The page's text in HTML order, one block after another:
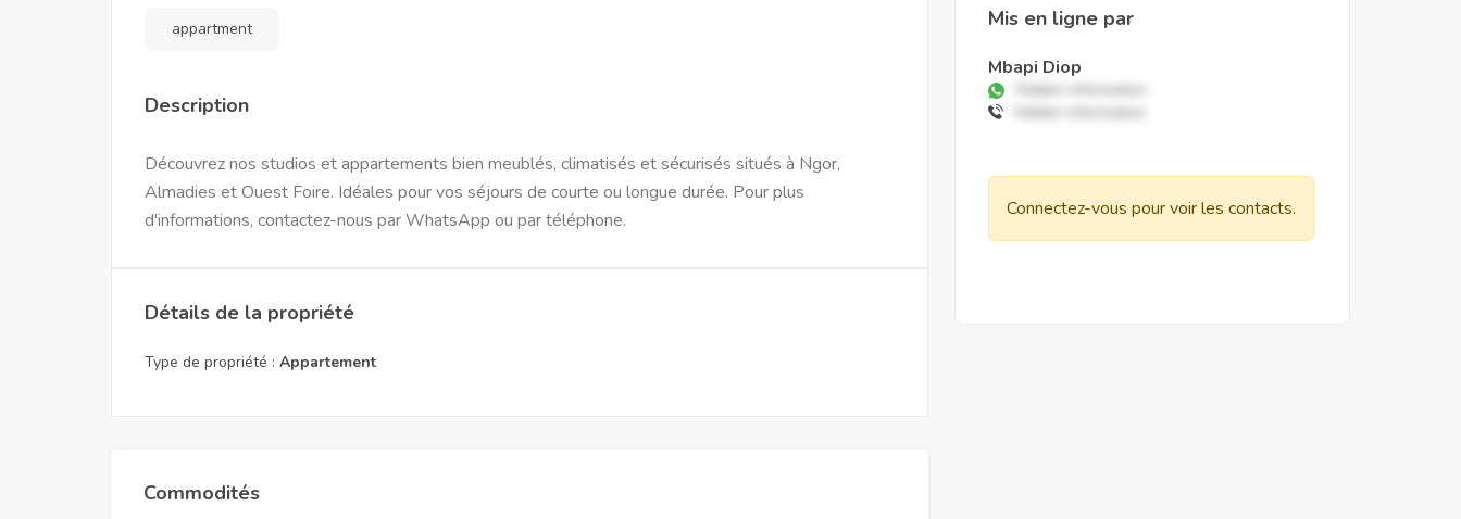
appartment
Description
Découvrez nos studios et appartements bien meublés, climatisés et sécurisés situés à Ngor,
Almadies et Ouest Foire. Idéales pour vos séjours de courte ou longue durée. Pour plus
d'informations, contactez-nous par WhatsApp ou par téléphone.
Détails de la propriété
Type de propriété : Appartement
Commodités
Mis en ligne par
Mbapi Diop
Hidden information
Hidden information
Connectez-vous pour voir les contacts.